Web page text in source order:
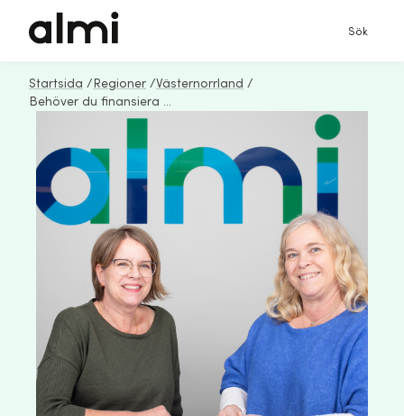
Sök
Startsida / Regioner /Västernorrland /
Behöver du finansiera företagets satsning